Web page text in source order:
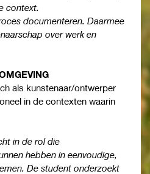
context.
documenteren. Daarmee
over werk en
als kunstenaar/ontwerper
in de contexten waarin
in de rol die
hebben in eenvoudige,
De student onderzoekt